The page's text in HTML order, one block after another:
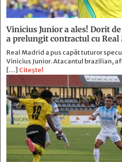
Vinicius Junior a ales! Dorit
a prelungit contractul cu Real
Real Madrid a pus capăt tuturor
Vinicius Junior. Atacantul brazilian,
[…] Citește!